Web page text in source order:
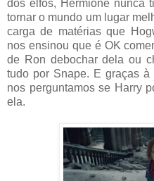
dos elfos, Hermione nunca
tornar o mundo um lugar
carga de matérias que
nos ensinou que é OK
de Ron debochar dela ou
tudo por Snape. E graças
nos perguntamos se Harry
ela.